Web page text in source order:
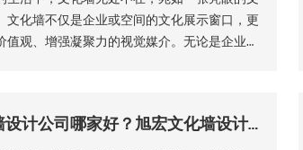
文化墙不仅是企业或空间的文化展示窗口，更
值观、增强凝聚力的视觉媒介。无论是企业、
文化墙设计公司哪家好？旭宏文化墙设计公司